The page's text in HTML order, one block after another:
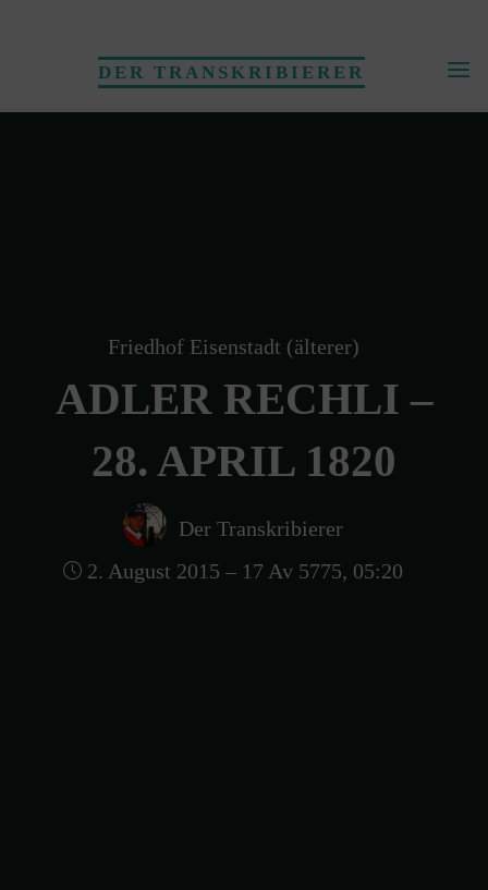
DER TRANSKRIBIERER
Friedhof Eisenstadt (älterer)
ADLER RECHLI –
28. APRIL 1820
Der Transkribierer
2. August 2015 – 17 Av 5775, 05:20